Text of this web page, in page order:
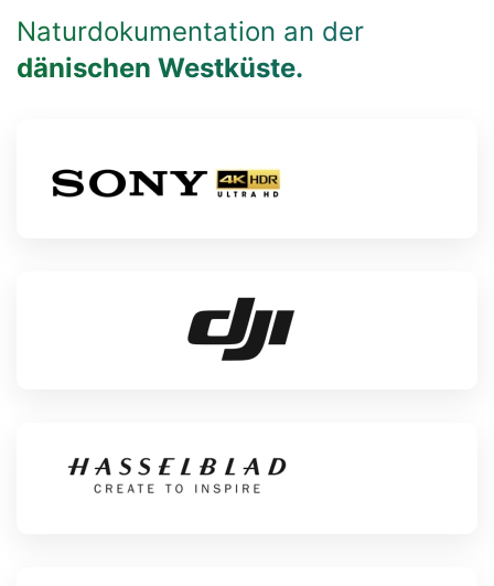
Naturdokumentation an der
dänischen Westküste.